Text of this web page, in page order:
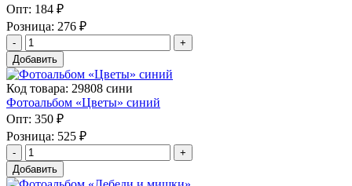
Опт: 184 ₽
Розница: 276 ₽
Добавить
Код товара: 29808 сини
Фотоальбом «Цветы» синий
Опт: 350 ₽
Розница: 525 ₽
Добавить